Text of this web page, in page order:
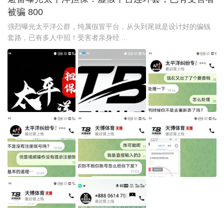
被骗 800
强烈曝光太平洋公群，纯属假冒平台，从头到尾就是设计好的骗钱
套路，已有多人中招！受害者亲身经 ...